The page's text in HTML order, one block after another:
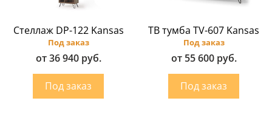
Стеллаж DP-122 Kansas
Под заказ
от 36 940 руб.
ТВ тумба TV-607 Kansas
Под заказ
от 55 600 руб.